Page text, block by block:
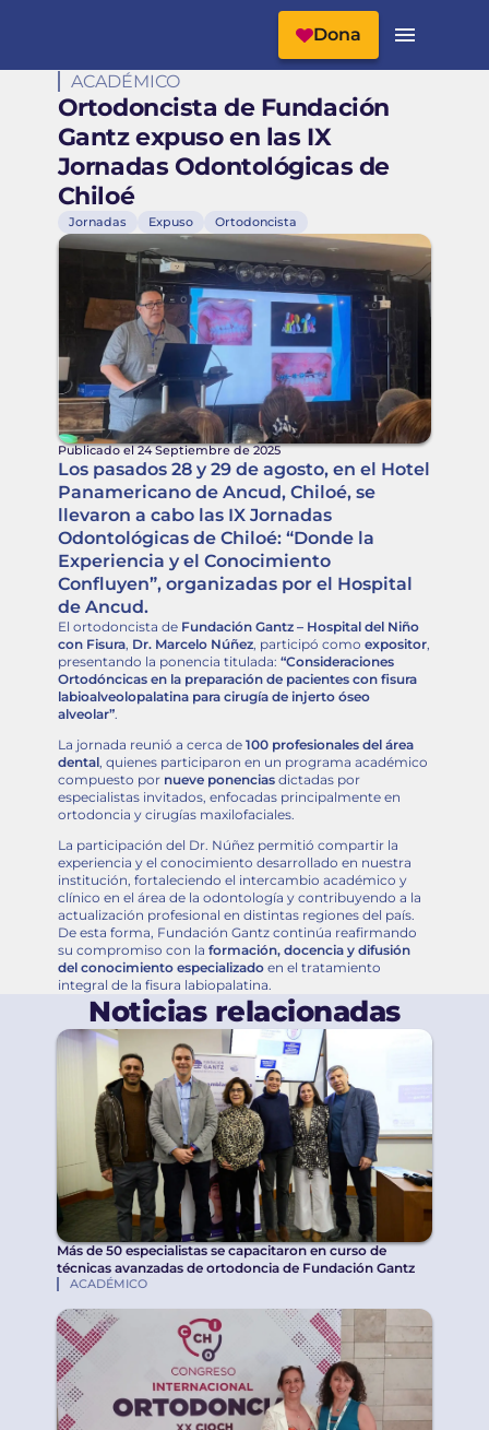
Cabecera del Sitio
Dona
ACADÉMICO
Ortodoncista de Fundación
Gantz expuso en las IX
Jornadas Odontológicas de
Chiloé
Jornadas Expuso Ortodoncista
Publicado el 24 Septiembre de 2025
Los pasados 28 y 29 de agosto, en el Hotel
Panamericano de Ancud, Chiloé, se
llevaron a cabo las IX Jornadas
Odontológicas de Chiloé: “Donde la
Experiencia y el Conocimiento
Confluyen”, organizadas por el Hospital
de Ancud.
El ortodoncista de Fundación Gantz – Hospital del Niño
con Fisura, Dr. Marcelo Núñez, participó como expositor,
presentando la ponencia titulada: “Consideraciones
Ortodóncicas en la preparación de pacientes con fisura
labioalveolopalatina para cirugía de injerto óseo
alveolar”.
La jornada reunió a cerca de 100 profesionales del área
dental, quienes participaron en un programa académico
compuesto por nueve ponenciasdictadas por
especialistas invitados, enfocadas principalmente en
ortodoncia y cirugías maxilofaciales.
La participación del Dr. Núñez permitió compartir la
experiencia y el conocimiento desarrollado en nuestra
institución, fortaleciendo el intercambio académico y
clínico en el área de la odontología y contribuyendo a la
actualización profesional en distintas regiones del país.
De esta forma, Fundación Gantz continúa reafirmando
su compromiso con la formación, docencia y difusión
del conocimiento especializadoen el tratamiento
integral de la fisura labiopalatina.
Noticias relacionadas
Más de 50 especialistas se capacitaron en curso de
técnicas avanzadas de ortodoncia de Fundación Gantz
ACADÉMICO